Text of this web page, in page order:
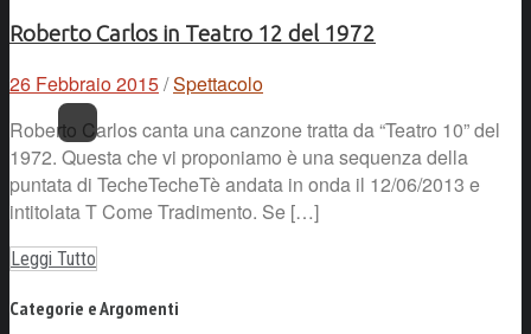
Roberto Carlos in Teatro 12 del 1972
26 Febbraio 2015/Spettacolo
Roberto Carlos canta una canzone tratta da “Teatro 10” del
1972. Questa che vi proponiamo è una sequenza della
puntata di TecheTecheTè andata in onda il 12/06/2013 e
intitolata T Come Tradimento. Se […]
Leggi Tutto
Categorie e Argomenti